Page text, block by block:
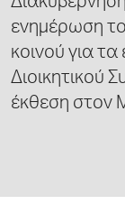
ενημέρωση
κοινού για
Διοικητικού
έκθεση στον